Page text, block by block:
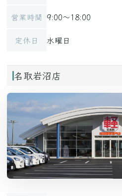
営業時間 9:00～18:00
定休日 水曜日
名取岩沼店